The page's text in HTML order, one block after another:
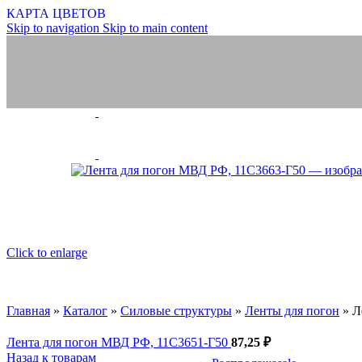
КАРТА ЦВЕТОВ
Skip to navigation Skip to main content
Киперка,
Скатерти,
Шнуры
Бытовые,
НОЖНИЦЫ И НИТКИ
Ножницы
Click to enlarge
Главная » Каталог » Силовые структуры » Ленты для погон »
Лента для погон МВД РФ, 11С3651-Г50 87,25 ₽
Назад к товарам